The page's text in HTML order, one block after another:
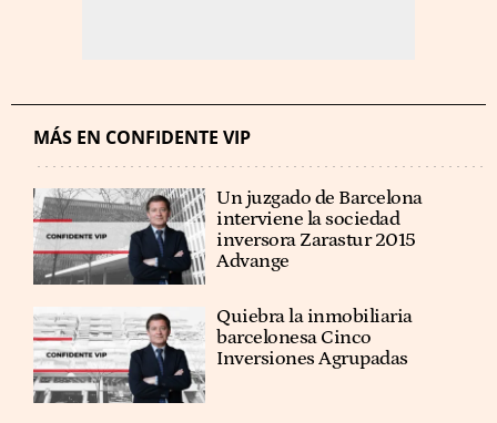
MÁS EN CONFIDENTE VIP
Un juzgado de Barcelona
interviene la sociedad
inversora Zarastur 2015
Advange
Quiebra la inmobiliaria
barcelonesa Cinco
Inversiones Agrupadas